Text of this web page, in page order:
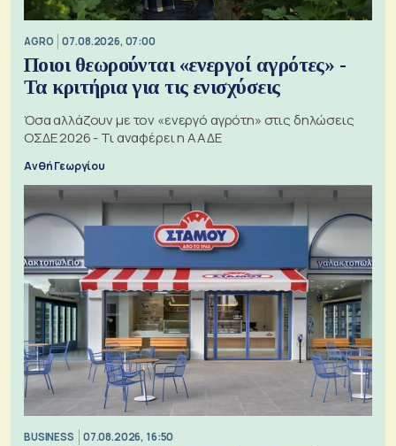
AGRO 07.08.2026, 07:00
Ποιοι θεωρούνται «ενεργοί αγρότες» -
Τα κριτήρια για τις ενισχύσεις
Όσα αλλάζουν με τον «ενεργό αγρότη» στις δηλώσεις
ΟΣΔΕ 2026 - Τι αναφέρει η ΑΑΔΕ
Ανθή Γεωργίου
BUSINESS 07.08.2026, 16:50